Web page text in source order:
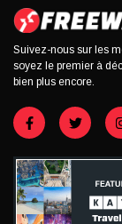
Suivez-nous sur les
soyez le premier à
bien plus encore.